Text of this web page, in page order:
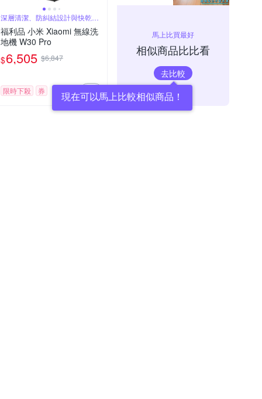
深層清潔、防糾結設計與快乾效
果
福利品 小米 Xiaomi 無線洗
地機 W30 Pro
$6,505 $6,847
限時下殺 券
馬上比買最好
相似商品比比看
去比較
現在可以馬上比較相似商品！